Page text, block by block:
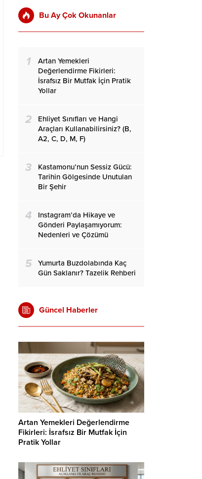
Bu Ay Çok Okunanlar
1
Artan Yemekleri
Değerlendirme Fikirleri:
İsrafsız Bir Mutfak İçin Pratik
Yollar
2
Ehliyet Sınıfları ve Hangi
Araçları Kullanabilirsiniz? (B,
A2, C, D, M, F)
3
Kastamonu’nun Sessiz Gücü:
Tarihin Gölgesinde Unutulan
Bir Şehir
4
Instagram’da Hikaye ve
Gönderi Paylaşamıyorum:
Nedenleri ve Çözümü
5
Yumurta Buzdolabında Kaç
Gün Saklanır? Tazelik Rehberi
Güncel Haberler
Artan Yemekleri Değerlendirme
Fikirleri: İsrafsız Bir Mutfak İçin
Pratik Yollar